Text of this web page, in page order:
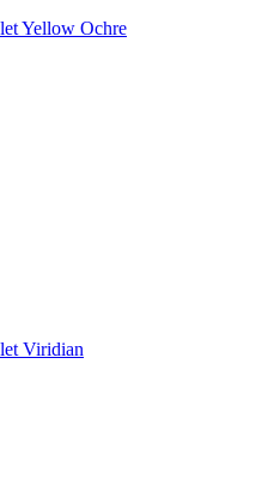
Yellow Ochre
Viridian